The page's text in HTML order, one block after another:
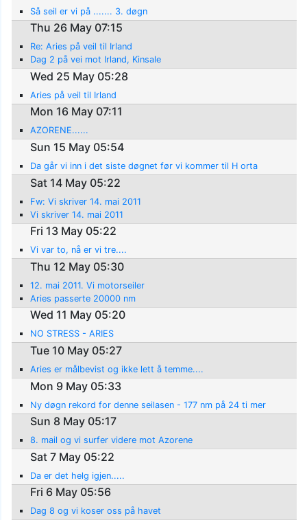
Så seil er vi på ....... 3. døgn
Thu 26 May 07:15
Re: Aries på veil til Irland
Dag 2 på vei mot Irland, Kinsale
Wed 25 May 05:28
Aries på veil til Irland
Mon 16 May 07:11
AZORENE......
Sun 15 May 05:54
Da går vi inn i det siste døgnet før vi kommer til H orta
Sat 14 May 05:22
Fw: Vi skriver 14. mai 2011
Vi skriver 14. mai 2011
Fri 13 May 05:22
Vi var to, nå er vi tre....
Thu 12 May 05:30
12. mai 2011. Vi motorseiler
Aries passerte 20000 nm
Wed 11 May 05:20
NO STRESS - ARIES
Tue 10 May 05:27
Aries er målbevist og ikke lett å temme....
Mon 9 May 05:33
Ny døgn rekord for denne seilasen - 177 nm på 24 ti mer
Sun 8 May 05:17
8. mail og vi surfer videre mot Azorene
Sat 7 May 05:22
Da er det helg igjen.....
Fri 6 May 05:56
Dag 8 og vi koser oss på havet